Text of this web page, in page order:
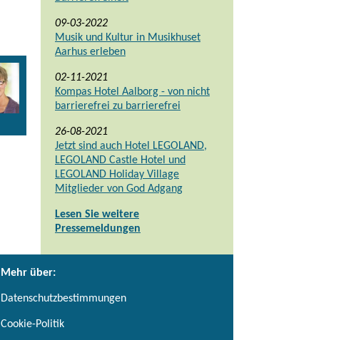
09-03-2022
Musik und Kultur in Musikhuset
Aarhus erleben
02-11-2021
Kompas Hotel Aalborg - von nicht
barrierefrei zu barrierefrei
26-08-2021
Jetzt sind auch Hotel LEGOLAND,
LEGOLAND Castle Hotel und
LEGOLAND Holiday Village
Mitglieder von God Adgang
Lesen Sie weitere
Pressemeldungen
Mehr über:
Datenschutzbestimmungen
Cookie-Politik